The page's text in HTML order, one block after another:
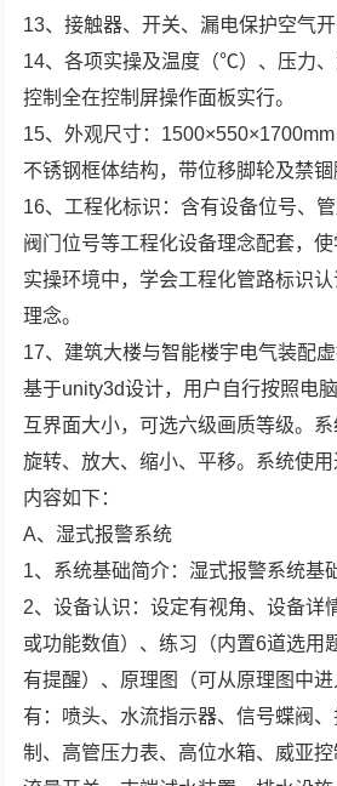
13、接触器、开关、漏电保护空气开
14、各项实操及温度（℃）、压力、
控制全在控制屏操作面板实行。
15、外观尺寸：
不锈钢框体结构，带位移脚轮及禁锢
16、工程化标识：含有设备位号、
阀门位号等工程化设备理念配套，
实操环境中，学会工程化管路标识
理念。
17、建筑大楼与智能楼宇电气装配
基于unity3d设计，用户自行按照电
互界面大小，可选六级画质等级。
旋转、放大、缩小、平移。系统使用
内容如下：
A、湿式报警系统
1、系统基础简介：湿式报警系统基
2、设备认识：设定有视角、设备详
或功能数值）、练习（内置6道选用
有提醒）、原理图（可从原理图中
有：喷头、水流指示器、信号蝶阀
制、高管压力表、高位水箱、威亚控